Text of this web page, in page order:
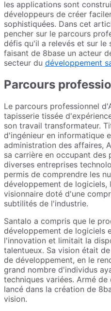
les applications sont
développeurs de créer
sophistiquées. Dans cet
pencher sur le parcours
défis qu'il a relevés et sur le
faisant de 8base un acteur
secteur du développement
Parcours
Le parcours professionnel
tapisserie tissée
son travail transformateur.
d'ingénieur en informatique
administration des affaires,
sa carrière en occupant des
diverses entreprises
permis de comprendre les
développement de logiciels,
visionnaire doté d'une
subtilités de l'industrie.
Santalo a compris que le
développement de logiciels
l'innovation et limitait la
talentueux. Sa vision était
de développement, en le
grand nombre d'individus
techniques variées. Armé
lancé dans la création de
vision.